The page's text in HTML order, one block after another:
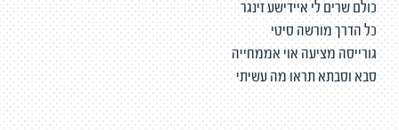
כולם שרים לי איידישע זינגר
כל הדרך מורשה סיטי
גורייסה מציעה אוי אממחייה
סבא וסבתא תראו מה עשיתי